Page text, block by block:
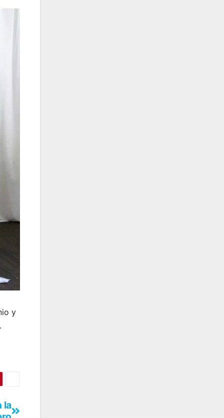
y
la